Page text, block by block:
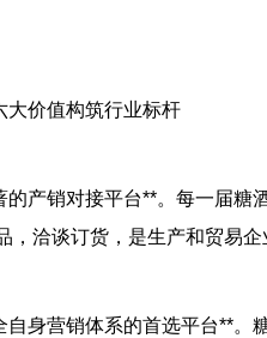
大价值构筑行业标杆
的产销对接平台**。每一届糖
，洽谈订货，是生产和贸易企
自身营销体系的首选平台**。